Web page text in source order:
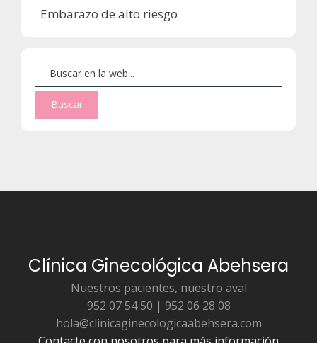
Embarazo de alto riesgo
Clínica Ginecológica Abehsera
Nuestros pacientes, nuestro aval
952 07 54 50 | 952 06 28 08
hola@clinicaginecologicaabehsera.com